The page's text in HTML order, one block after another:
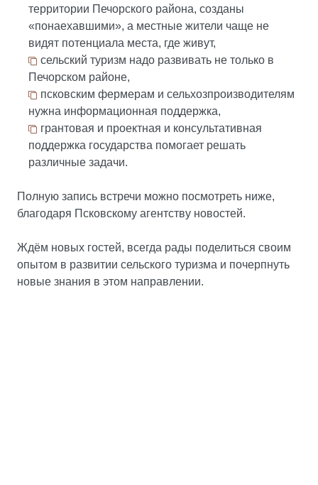
территории Печорского района, созданы
«понаехавшими», а местные жители чаще не
видят потенциала места, где живут,
сельский туризм надо развивать не только в
Печорском районе,
псковским фермерам и сельхозпроизводителям
нужна информационная поддержка,
грантовая и проектная и консультативная
поддержка государства помогает решать
различные задачи.
Полную запись встречи можно посмотреть ниже,
благодаря Псковскому агентству новостей.
Ждём новых гостей, всегда рады поделиться своим
опытом в развитии сельского туризма и почерпнуть
новые знания в этом направлении.